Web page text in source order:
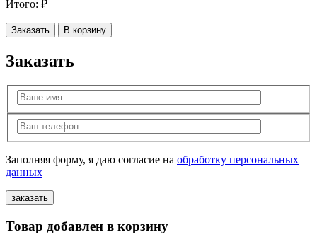
Итого: ₽
Заказать В корзину
Заказать
Заполняя форму, я даю согласие на обработку персональных
данных
Товар добавлен в корзину